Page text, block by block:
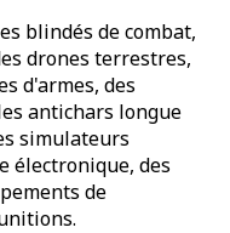
blindés de combat,
drones terrestres,
d'armes, des
antichars longue
simulateurs
électronique, des
de